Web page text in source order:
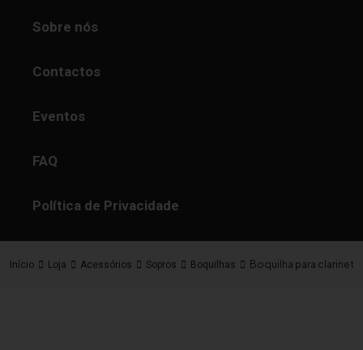
Sobre nós
Contactos
Eventos
FAQ
Política de Privacidade
Início Loja Acessórios Sopros Boquilhas Boquilha para clarinete